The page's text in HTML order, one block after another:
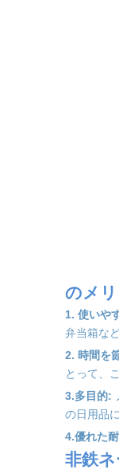
のメ
1. 使いや
弁当箱な
2. 時間を
とって、
3.多目的:
の日用品
4.優れた
非鉄